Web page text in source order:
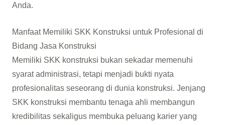
Anda.
Manfaat Memiliki SKK Konstruksi untuk Profesional di
Bidang Jasa Konstruksi
Memiliki SKK konstruksi bukan sekadar memenuhi
syarat administrasi, tetapi menjadi bukti nyata
profesionalitas seseorang di dunia konstruksi. Jenjang
SKK konstruksi membantu tenaga ahli membangun
kredibilitas sekaligus membuka peluang karier yang